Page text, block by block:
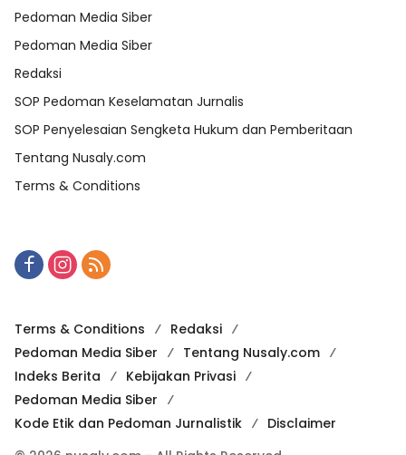
Pedoman Media Siber
Pedoman Media Siber
Redaksi
SOP Pedoman Keselamatan Jurnalis
SOP Penyelesaian Sengketa Hukum dan Pemberitaan
Tentang Nusaly.com
Terms & Conditions
Terms & Conditions
Redaksi
Pedoman Media Siber
Tentang Nusaly.com
Indeks Berita
Kebijakan Privasi
Pedoman Media Siber
Kode Etik dan Pedoman Jurnalistik
Disclaimer